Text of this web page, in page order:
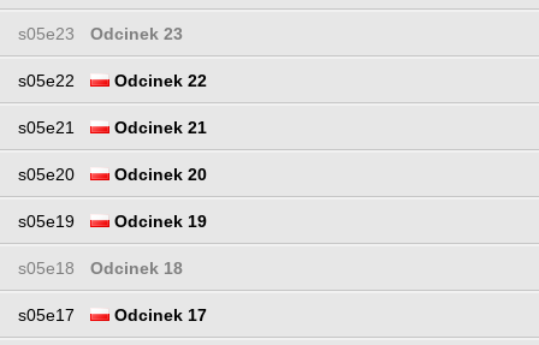
s05e23 Odcinek 23
s05e22 Odcinek 22
s05e21 Odcinek 21
s05e20 Odcinek 20
s05e19 Odcinek 19
s05e18 Odcinek 18
s05e17 Odcinek 17